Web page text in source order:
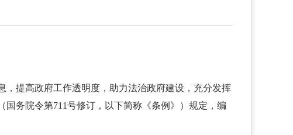
提高政府工作透明度，助力法治政府建设，充分发挥
务院令第711号修订，以下简称《条例》）规定，编